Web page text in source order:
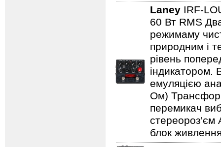
Laney IRF-
60 Вт RMS
режимаму
природним і
рівень
індикатором.
емуляцією
Ом)
перемикач
стереороз'єм
блок